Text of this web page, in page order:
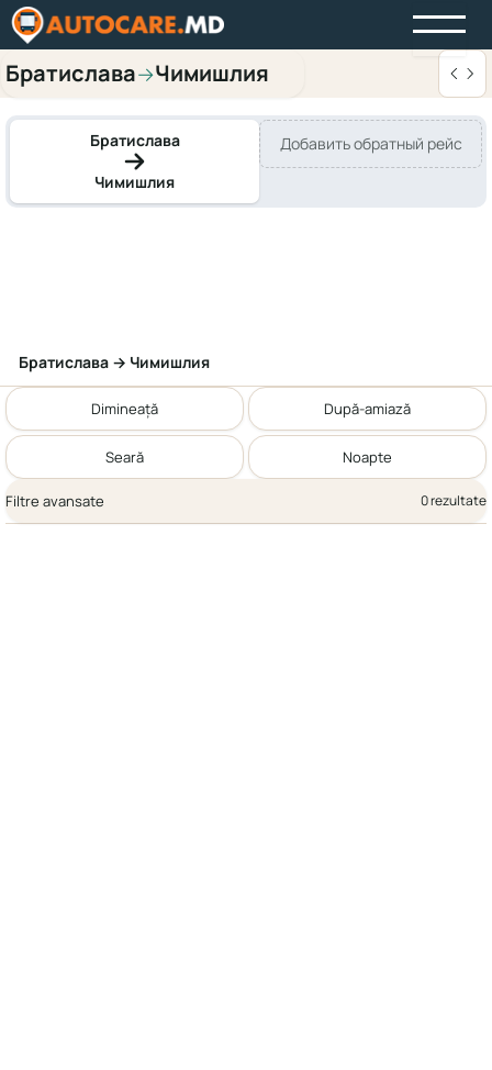
Братислава→Чимишлия
Братислава
Чимишлия
Добавить обратный рейс
Братислава → Чимишлия
Dimineață După-amiază
Seară Noapte
Filtre avansate 0 rezultate